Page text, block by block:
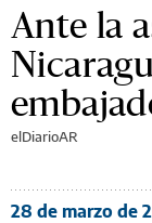
Ante la
elDiarioAR
28 de marzo de